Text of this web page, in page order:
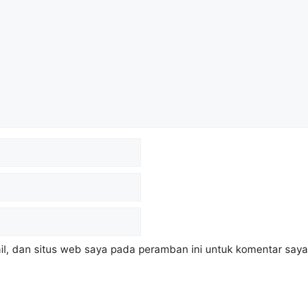
dan situs web saya pada peramban ini untuk komentar saya